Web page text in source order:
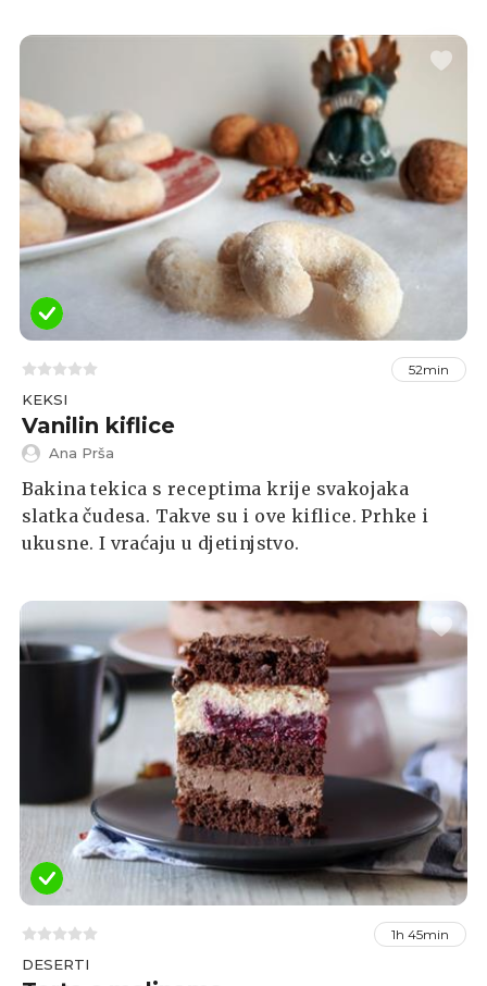
52min
KEKSI
Vanilin kiflice
Ana Prša
Bakina tekica s receptima krije svakojaka
slatka čudesa. Takve su i ove kiflice. Prhke i
ukusne. I vraćaju u djetinjstvo.
1h 45min
DESERTI